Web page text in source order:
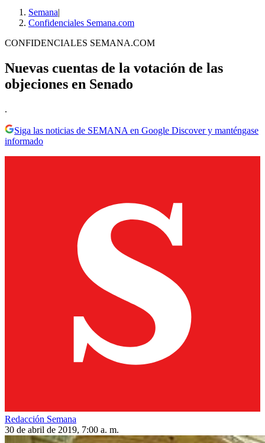
Semana|
Confidenciales Semana.com
CONFIDENCIALES SEMANA.COM
Nuevas cuentas de la votación de las
objeciones en Senado
.
Siga las noticias de SEMANA en Google Discover y manténgase
informado
Redacción Semana
30 de abril de 2019, 7:00 a. m.